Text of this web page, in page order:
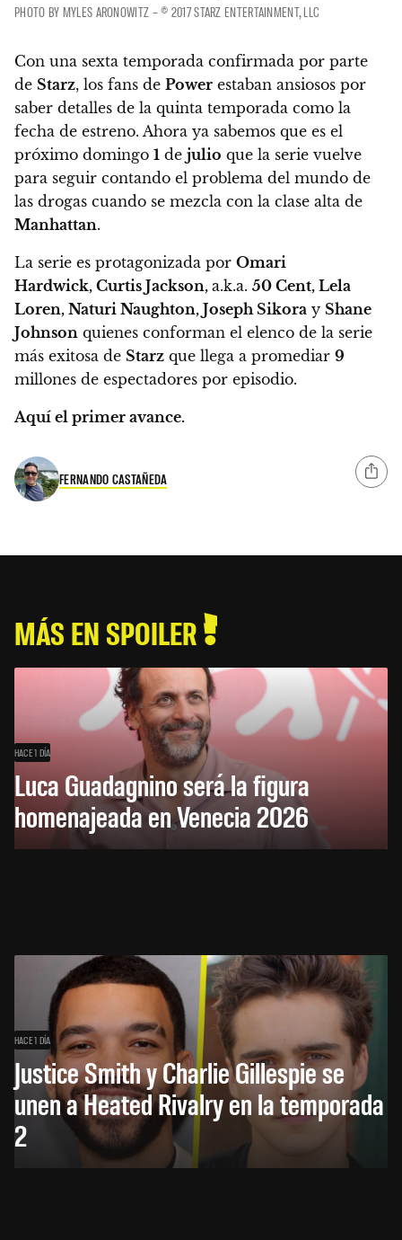
PHOTO BY MYLES ARONOWITZ – © 2017 STARZ ENTERTAINMENT, LLC
Con una sexta temporada confirmada por parte
de Starz, los fans de Power estaban ansiosos por
saber detalles de la quinta temporada como la
fecha de estreno. Ahora ya sabemos que es el
próximo domingo 1 de julio que la serie vuelve
para seguir contando el problema del mundo de
las drogas cuando se mezcla con la clase alta de
Manhattan.
La serie es protagonizada por Omari
Hardwick, Curtis Jackson, a.k.a. 50 Cent, Lela
Loren, Naturi Naughton, Joseph Sikora y Shane
Johnson quienes conforman el elenco de la serie
más exitosa de Starz que llega a promediar 9
millones de espectadores por episodio.
Aquí el primer avance.
FERNANDO CASTAÑEDA
MÁS EN SPOILER
HACE 1 DÍA
Luca Guadagnino será la figura
homenajeada en Venecia 2026
HACE 1 DÍA
Justice Smith y Charlie Gillespie se
unen a Heated Rivalry en la temporada
2